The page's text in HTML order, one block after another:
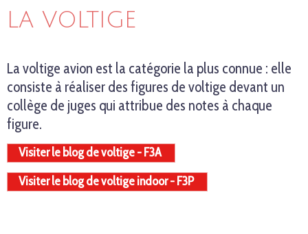
LA VOLTIGE
La voltige avion est la catégorie la plus connue : elle
consiste à réaliser des figures de voltige devant un
collège de juges qui attribue des notes à chaque
figure.
Visiter le blog de voltige - F3A
Visiter le blog de voltige indoor - F3P